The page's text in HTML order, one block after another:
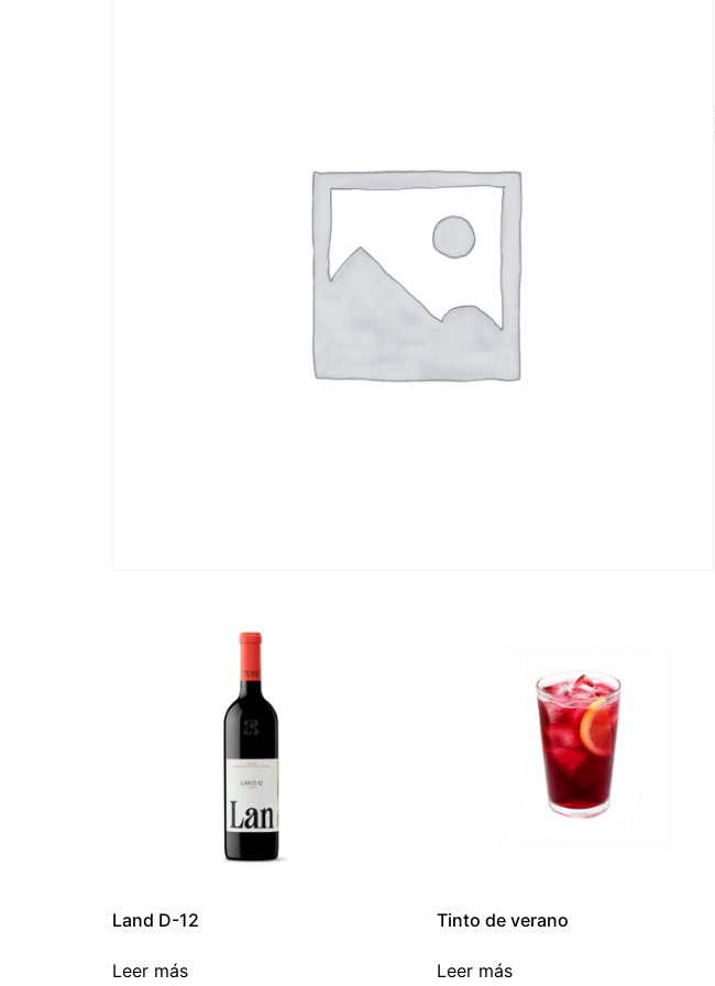
Land D-12
Leer más
Tinto de verano
Leer más